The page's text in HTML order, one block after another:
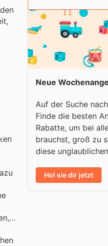
Neue
Auf der Suche
Finde die besten
Rabatte, um bei
brauchst, groß zu
diese
Hol sie dir jetzt